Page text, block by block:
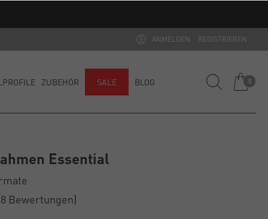
ANMELDEN REGISTRIEREN
ZUBEHÖR SALE BLOG 0
Essential
Bewertungen)